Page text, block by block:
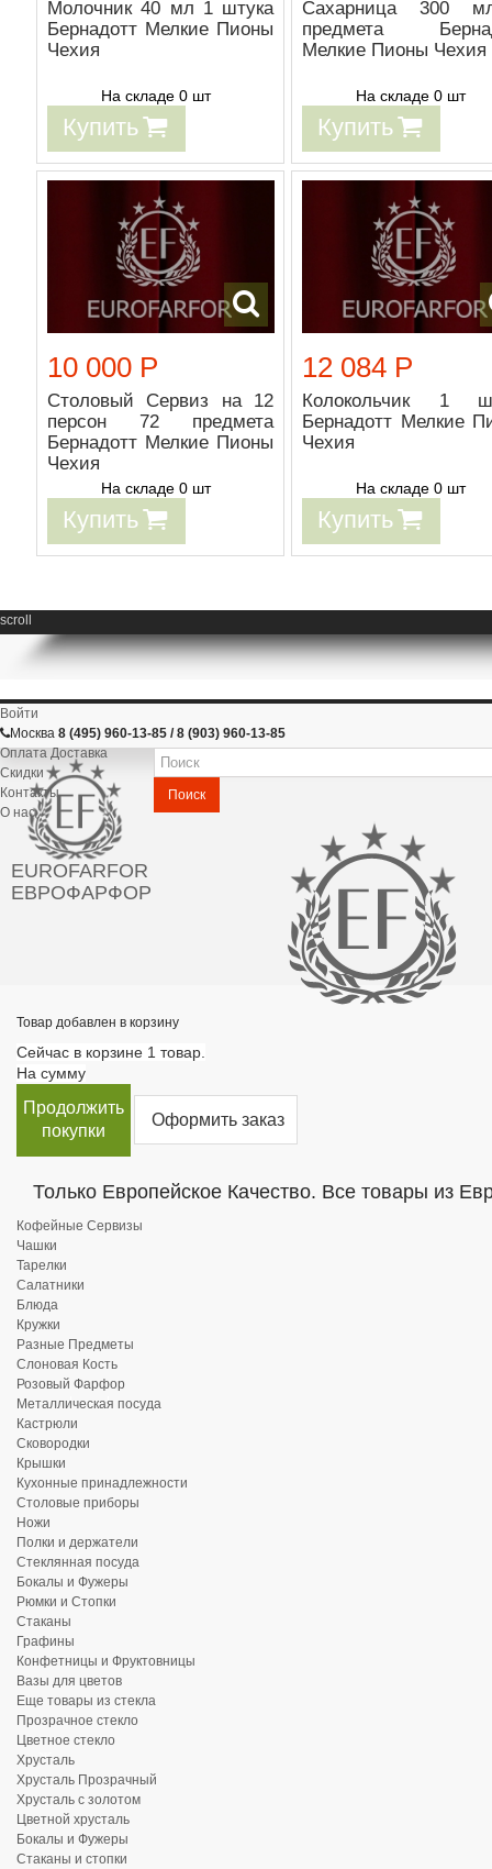
Молочник 40 мл 1 штука
Бернадотт Мелкие Пионы
Чехия
На складе 0 шт
Купить
Сахарница 300
предмета
Мелкие Пионы Чехия
На складе 0 шт
Купить
10 000 Р
Столовый Сервиз на 12
персон 72 предмета
Бернадотт Мелкие Пионы
Чехия
На складе 0 шт
Купить
12 084 Р
Колокольчик 1
Бернадотт Мелкие
Чехия
На складе 0 шт
Купить
scroll
Войти
Москва 8 (495) 960-13-85 / 8 (903) 960-13-85
Оплата Доставка
Скидки
Контакты
О нас
EUROFARFOR
ЕВРОФАРФОР
Поиск
Товар добавлен в корзину
Сейчас в корзине 1 товар.
На сумму
Продолжить
покупки
Оформить заказ
Только Европейское Качество. Все товары из
Кофейные Сервизы
Чашки
Тарелки
Салатники
Блюда
Кружки
Разные Предметы
Слоновая Кость
Розовый Фарфор
Металлическая посуда
Кастрюли
Сковородки
Крышки
Кухонные принадлежности
Столовые приборы
Ножи
Полки и держатели
Стеклянная посуда
Бокалы и Фужеры
Рюмки и Стопки
Стаканы
Графины
Конфетницы и Фруктовницы
Вазы для цветов
Еще товары из стекла
Прозрачное стекло
Цветное стекло
Хрусталь
Хрусталь Прозрачный
Хрусталь с золотом
Цветной хрусталь
Бокалы и Фужеры
Стаканы и стопки